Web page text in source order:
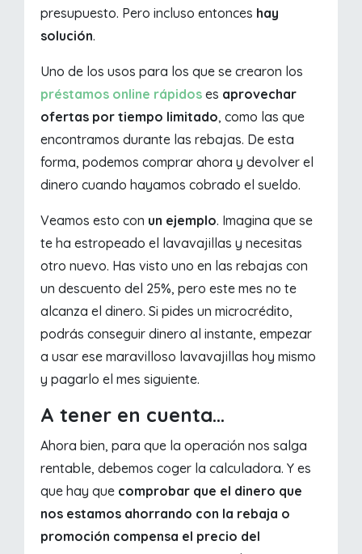
presupuesto. Pero incluso entonces hay
solución.
Uno de los usos para los que se crearon los
préstamos online rápidos es aprovechar
ofertas por tiempo limitado, como las que
encontramos durante las rebajas. De esta
forma, podemos comprar ahora y devolver el
dinero cuando hayamos cobrado el sueldo.
Veamos esto con un ejemplo. Imagina que se
te ha estropeado el lavavajillas y necesitas
otro nuevo. Has visto uno en las rebajas con
un descuento del 25%, pero este mes no te
alcanza el dinero. Si pides un microcrédito,
podrás conseguir dinero al instante, empezar
a usar ese maravilloso lavavajillas hoy mismo
y pagarlo el mes siguiente.
A tener en cuenta...
Ahora bien, para que la operación nos salga
rentable, debemos coger la calculadora. Y es
que hay que comprobar que el dinero que
nos estamos ahorrando con la rebaja o
promoción compensa el precio del